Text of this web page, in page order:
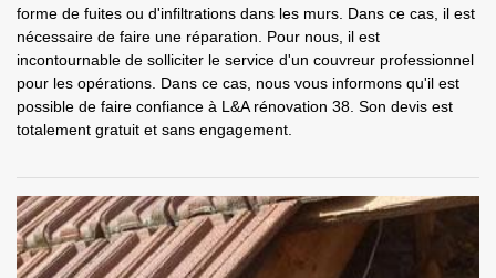
forme de fuites ou d'infiltrations dans les murs. Dans ce cas, il est
nécessaire de faire une réparation. Pour nous, il est
incontournable de solliciter le service d'un couvreur professionnel
pour les opérations. Dans ce cas, nous vous informons qu'il est
possible de faire confiance à L&A rénovation 38. Son devis est
totalement gratuit et sans engagement.